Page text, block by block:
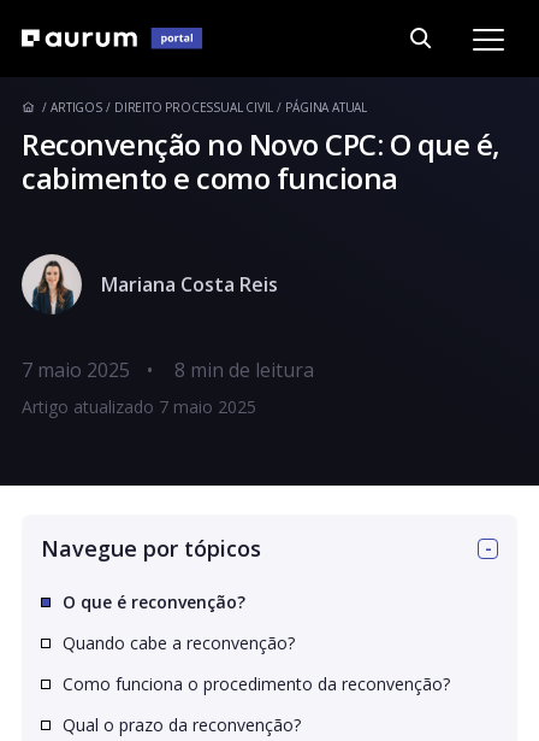
ARTIGOS DIREITO PROCESSUAL CIVIL PÁGINA ATUAL
Reconvenção no Novo CPC: O que é,
cabimento e como funciona
Mariana Costa Reis
7 maio 2025 •
Artigo atualizado 7 maio 2025
Navegue por tópicos
O que é reconvenção?
Quando cabe a reconvenção?
Como funciona o procedimento da reconvenção?
Qual o prazo da reconvenção?